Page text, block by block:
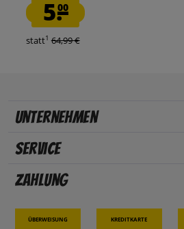
5.00
statt1 64,99 €
Unternehmen
Service
Zahlung
Überweisung Kreditkarte